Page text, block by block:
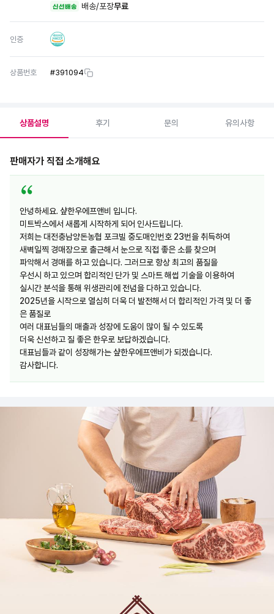
신선배송 배송/포장무료
인증
상품번호 #391094
상품설명 후기 문의 유의사항
판매자가 직접 소개해요
안녕하세요. 샾한우에프앤비 입니다.
미트박스에서 새롭게 시작하게 되어 인사드립니다.
저희는 대전충남양돈농협 포크빌 중도매인번호 23번을 취득하여
새벽일찍 경매장으로 출근해서 눈으로 직접 좋은 소를 찾으며
파악해서 경매를 하고 있습니다. 그러므로 항상 최고의 품질을
우선시 하고 있으며 합리적인 단가 및 스마트 해썹 기술을 이용하여
실시간 분석을 통해 위생관리에 전념을 다하고 있습니다.
2025년을 시작으로 열심히 더욱 더 발전해서 더 합리적인 가격 및 더 좋
은 품질로
여러 대표님들의 매출과 성장에 도움이 많이 될 수 있도록
더욱 신선하고 질 좋은 한우로 보답하겠습니다.
대표님들과 같이 성장해가는 샾한우에프앤비가 되겠습니다.
감사합니다.